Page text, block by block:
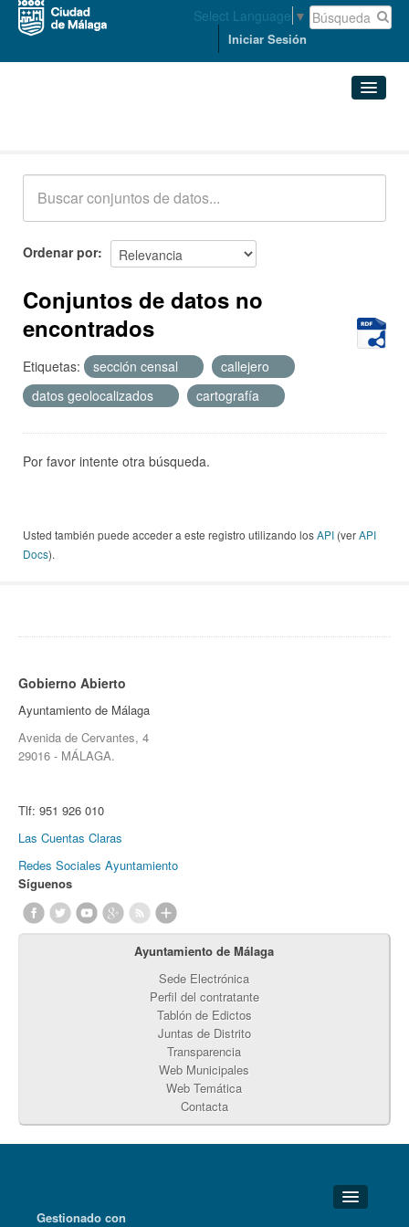
Select Language ▼
Iniciar Sesión
Acerca de
Ordenar por
Conjuntos de datos no
encontrados
Etiquetas: sección censal
callejero
datos geolocalizados
cartografía
Por favor intente otra búsqueda.
Usted también puede acceder a este registro utilizando losAPI (verAPI
Docs).
Gobierno Abierto
Ayuntamiento de Málaga
Avenida de Cervantes, 4
29016 - MÁLAGA.
Tlf: 951 926 010
Las Cuentas Claras
Redes Sociales Ayuntamiento
Síguenos
Ayuntamiento de Málaga
Sede Electrónica
Perfil del contratante
Tablón de Edictos
Juntas de Distrito
Transparencia
Web Municipales
Web Temática
Contacta
Gestionado con